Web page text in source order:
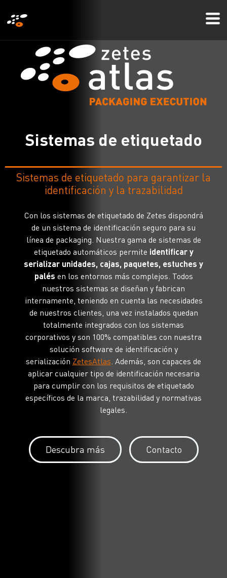
al
contenido
principal
Sistemas de etiquetado
Sistemas de etiquetado para garantizar la
identificación y la trazabilidad
Con los sistemas de etiquetado de Zetes dispondrá
de un sistema de identificación seguro para su
línea de packaging. Nuestra gama de sistemas de
etiquetado automáticos permite identificar y
serializar unidades, cajas, paquetes, estuches y
palés en los entornos más complejos. Todos
nuestros sistemas se diseñan y fabrican
internamente, teniendo en cuenta las necesidades
de nuestros clientes, una vez instalados quedan
totalmente integrados con los sistemas
corporativos y son 100% compatibles con nuestra
solución software de identificación y
serialización ZetesAtlas. Además, son capaces de
aplicar cualquier tipo de identificación necesaria
para cumplir con los requisitos de etiquetado
específicos de la marca, trazabilidad y normativas
legales.
Descubra más Contacto